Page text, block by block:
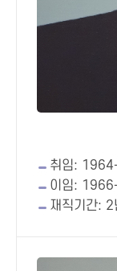
취임:
이임:
재직기간: 2